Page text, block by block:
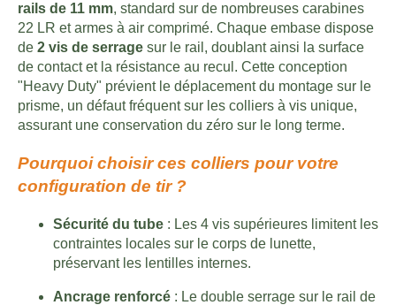
rails de 11 mm, standard sur de nombreuses carabines
22 LR et armes à air comprimé. Chaque embase dispose
de 2 vis de serrage sur le rail, doublant ainsi la surface
de contact et la résistance au recul. Cette conception
"Heavy Duty" prévient le déplacement du montage sur le
prisme, un défaut fréquent sur les colliers à vis unique,
assurant une conservation du zéro sur le long terme.
Pourquoi choisir ces colliers pour votre
configuration de tir ?
Sécurité du tube : Les 4 vis supérieures limitent les
contraintes locales sur le corps de lunette,
préservant les lentilles internes.
Ancrage renforcé : Le double serrage sur le rail de